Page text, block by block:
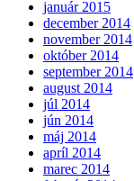
január 2015
december 2014
november 2014
október 2014
september 2014
august 2014
júl 2014
jún 2014
máj 2014
apríl 2014
marec 2014